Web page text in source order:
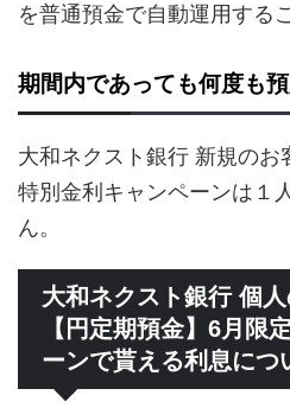
を普通預金で自動運用する
期間内であっても何度も
大和ネクスト銀行 新規のお
特別金利キャンペーンは１
ん。
大和ネクスト銀行 個
【円定期預金】6月限
ーンで貰える利息につ